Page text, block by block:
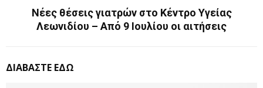
Νέες θέσεις γιατρών στο Κέντρο Υγείας
Λεωνιδίου – Από 9 Ιουλίου οι αιτήσεις
ΔΙΑΒΑΣΤΕ ΕΔΩ